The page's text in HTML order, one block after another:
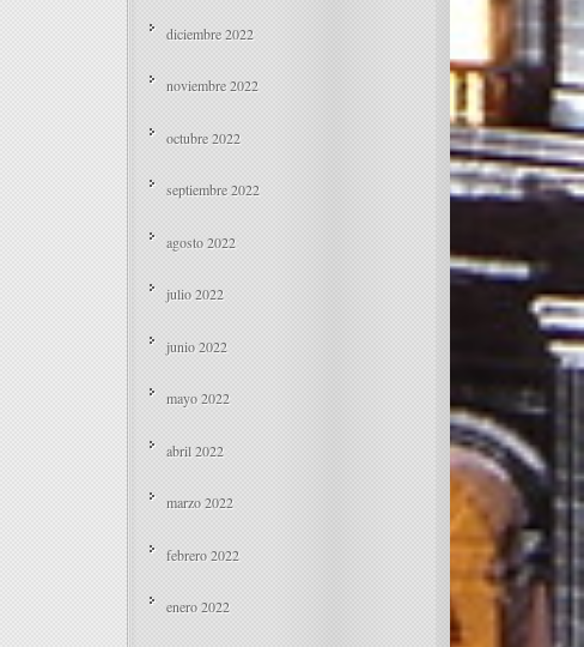
diciembre 2022
noviembre 2022
octubre 2022
septiembre 2022
agosto 2022
julio 2022
junio 2022
mayo 2022
abril 2022
marzo 2022
febrero 2022
enero 2022